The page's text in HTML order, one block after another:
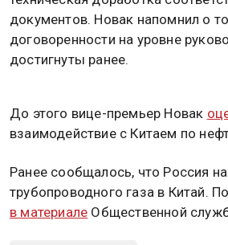
документов. Новак напомнил о
договоренности на уровне
достигнуты ранее.
До этого вице-премьер Новак
взаимодействие с Китаем по
Ранее сообщалось, что Россия
трубопроводного газа в Китай.
в материале Общественной